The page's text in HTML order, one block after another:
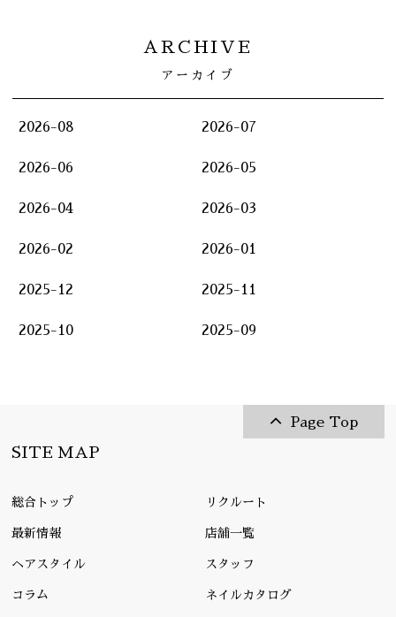
ARCHIVE
アーカイブ
2026-08 2026-07
2026-06 2026-05
2026-04 2026-03
2026-02 2026-01
2025-12 2025-11
2025-10 2025-09
Page Top
SITE MAP
総合トップ リクルート
最新情報 店舗一覧
ヘアスタイル スタッフ
コラム ネイルカタログ